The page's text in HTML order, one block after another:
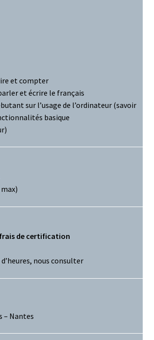
et compter
et écrire le français
sur l’usage de l’ordinateur (savoir
basique
de certification
nous consulter
– Nantes